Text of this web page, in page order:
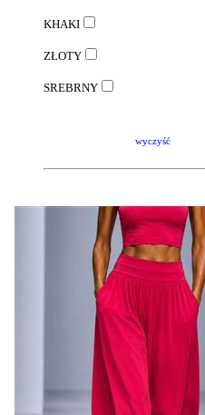
KHAKI
ZŁOTY
SREBRNY
wyczyść